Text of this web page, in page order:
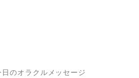
日のオラクルメッセージ